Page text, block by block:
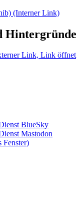
(Interner Link)
Hintergründe
Link, Link öffnet
BlueSky
Mastodon
Fenster)